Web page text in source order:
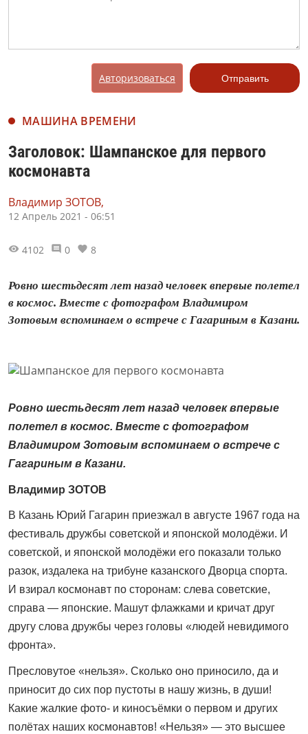
Авторизоваться Отправить
МАШИНА ВРЕМЕНИ
Заголовок: Шампанское для первого
космонавта
Владимир ЗОТОВ,
12 Апрель 2021 - 06:51
4102 0 8
Ровно шестьдесят лет назад человек впервые полетел
в космос. Вместе с фотографом Владимиром
Зотовым вспоминаем о встрече с Гагариным в Казани.
Ровно шестьдесят лет назад человек впервые
полетел в космос. Вместе с фотографом
Владимиром Зотовым вспоминаем о встрече с
Гагариным в Казани.
Владимир ЗОТОВ
В Казань Юрий Гагарин приезжал в августе 1967 года на
фес­тиваль дружбы советской и японской молодёжи. И
советской, и японской молодёжи его показали только
разок, издалека на трибуне казанского Дворца спорта.
И взирал космонавт по сторонам: слева советские,
справа — японские. Машут флажками и кричат друг
другу слова дружбы через головы «людей невидимого
фронта».
Пресловутое «нельзя». Сколько оно приносило, да и
приносит до сих пор пустоты в нашу жизнь, в души!
Какие жалкие фото- и киносъёмки о первом и других
полётах наших космонавтов! «Нельзя» — это высшее